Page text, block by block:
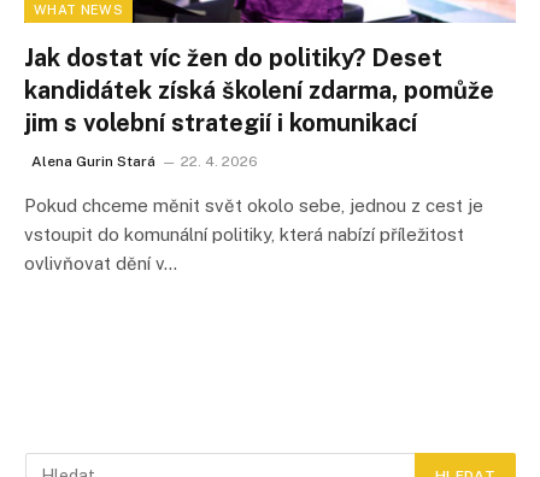
WHAT NEWS
Jak dostat víc žen do politiky? Deset
kandidátek získá školení zdarma, pomůže
jim s volební strategií i komunikací
Alena Gurin Stará 22. 4. 2026
Pokud chceme měnit svět okolo sebe, jednou z cest je
vstoupit do komunální politiky, která nabízí příležitost
ovlivňovat dění v…